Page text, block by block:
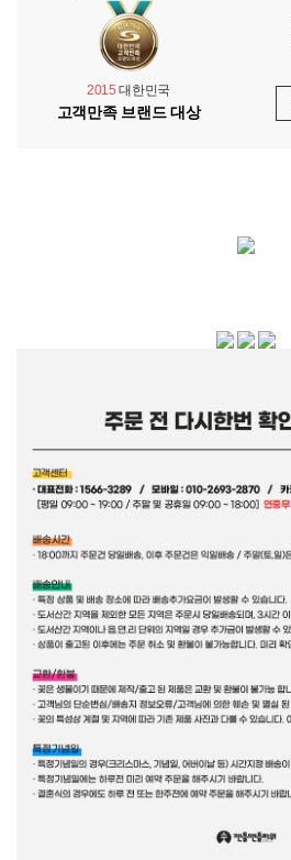
2015 대한민국
고객만족 브랜드 대상